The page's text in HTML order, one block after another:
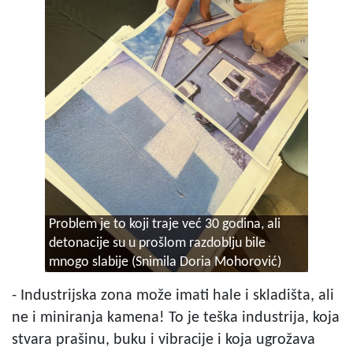
Problem je to koji traje već 30 godina, ali
detonacije su u prošlom razdoblju bile
mnogo slabije (Snimila Doria Mohorović)
- Industrijska zona može imati hale i skladišta, ali
ne i miniranja kamena! To je teška industrija, koja
stvara prašinu, buku i vibracije i koja ugrožava